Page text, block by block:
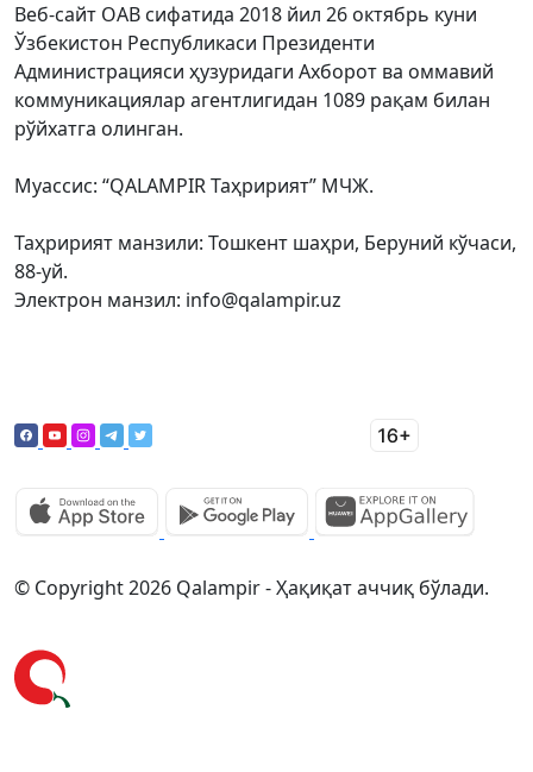
Веб-сайт ОАВ сифатида 2018 йил 26 октябрь куни
Ўзбекистон Республикаси Президенти
Администрацияси ҳузуридаги Ахборот ва оммавий
коммуникациялар агентлигидан 1089 рақам билан
рўйхатга олинган.
Муассис: “QALAMPIR Таҳририят” МЧЖ.
Таҳририят манзили: Тошкент шаҳри, Беруний кўчаси,
88-уй.
Электрон манзил: info@qalampir.uz
© Copyright 2026 Qalampir - Ҳақиқат аччиқ бўлади.